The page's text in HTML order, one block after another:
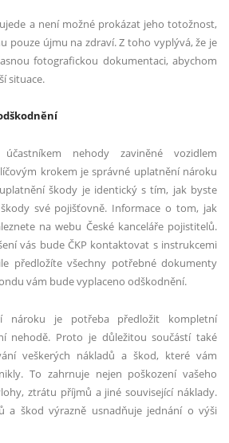
a není možné prokázat jeho totožnost,
pouze újmu na zdraví. Z toho vyplývá, že je
fotografickou dokumentaci, abychom
situace.
nehody zaviněné vozidlem
krokem je správné uplatnění nároku
škody je identický s tím, jak byste
své pojišťovně. Informace o tom, jak
na webu České kanceláře pojistitelů.
vás bude ČKP kontaktovat s instrukcemi
předložíte všechny potřebné dokumenty
vám bude vyplaceno odškodnění.
nároku je potřeba předložit kompletní
nehodě. Proto je důležitou součástí také
veškerých nákladů a škod, které vám
To zahrnuje nejen poškození vašeho
ztrátu příjmů a jiné související náklady.
a škod výrazně usnadňuje jednání o výši